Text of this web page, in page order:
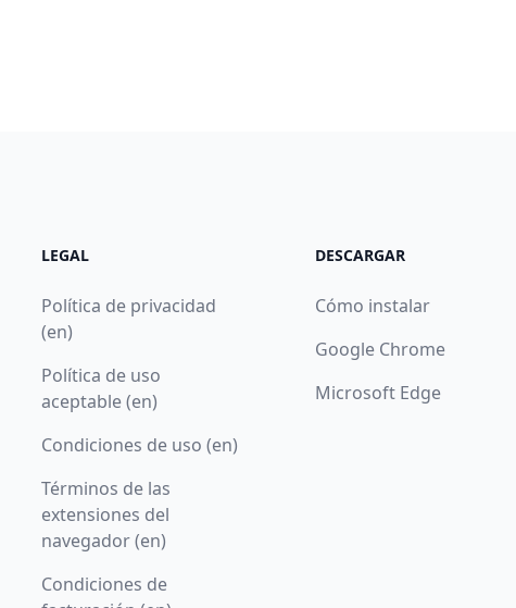
LEGAL
Política de privacidad
(en)
Política de uso
aceptable (en)
Condiciones de uso (en)
Términos de las
extensiones del
navegador (en)
Condiciones de
DESCARGAR
Cómo instalar
Google Chrome
Microsoft Edge